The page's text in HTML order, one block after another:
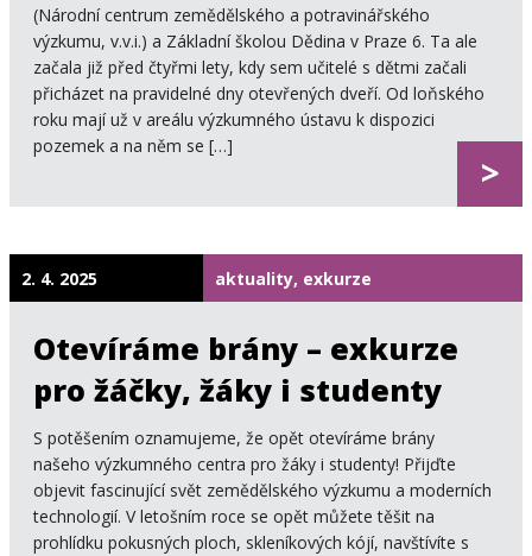
(Národní centrum zemědělského a potravinářského
výzkumu, v.v.i.) a Základní školou Dědina v Praze 6. Ta ale
začala již před čtyřmi lety, kdy sem učitelé s dětmi začali
přicházet na pravidelné dny otevřených dveří. Od loňského
roku mají už v areálu výzkumného ústavu k dispozici
pozemek a na něm se […]
>
2. 4. 2025 aktuality, exkurze
Otevíráme brány – exkurze
pro žáčky, žáky i studenty
S potěšením oznamujeme, že opět otevíráme brány
našeho výzkumného centra pro žáky i studenty! Přijďte
objevit fascinující svět zemědělského výzkumu a moderních
technologií. V letošním roce se opět můžete těšit na
prohlídku pokusných ploch, skleníkových kójí, navštívíte s